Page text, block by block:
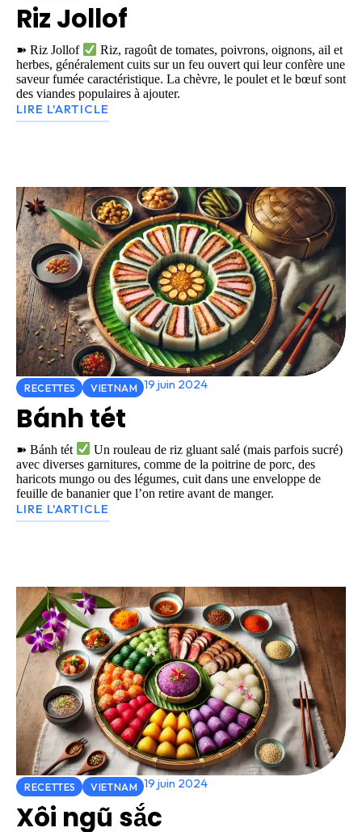
Riz Jollof
➽ Riz Jollof
Riz, ragoût de tomates, poivrons, oignons, ail et
herbes, généralement cuits sur un feu ouvert qui leur confère une
saveur fumée caractéristique. La chèvre, le poulet et le bœuf sont
des viandes populaires à ajouter.
LIRE L'ARTICLE
RECETTES VIETNAM 19 juin 2024
Bánh tét
➽ Bánh tét
Un rouleau de riz gluant salé (mais parfois sucré)
avec diverses garnitures, comme de la poitrine de porc, des
haricots mungo ou des légumes, cuit dans une enveloppe de
feuille de bananier que l’on retire avant de manger.
LIRE L'ARTICLE
RECETTES VIETNAM 19 juin 2024
Xôi ngũ sắc